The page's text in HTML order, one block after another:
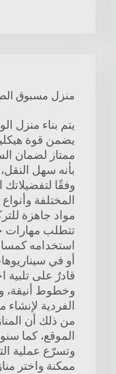
منزل مسبوق
يتم بناء منزل
يضمن قوة
ممتاز لضمان
بأنه سهل
وفقًا
المختلفة
مواد جاهزة
تتطلب مهارات
استخدامه
أو في
قادرٌ على
وخطوط أنيقة،
الفردية
من ذلك أن
الموقع، كما
وتسرّع عملية
ممكنة واختر